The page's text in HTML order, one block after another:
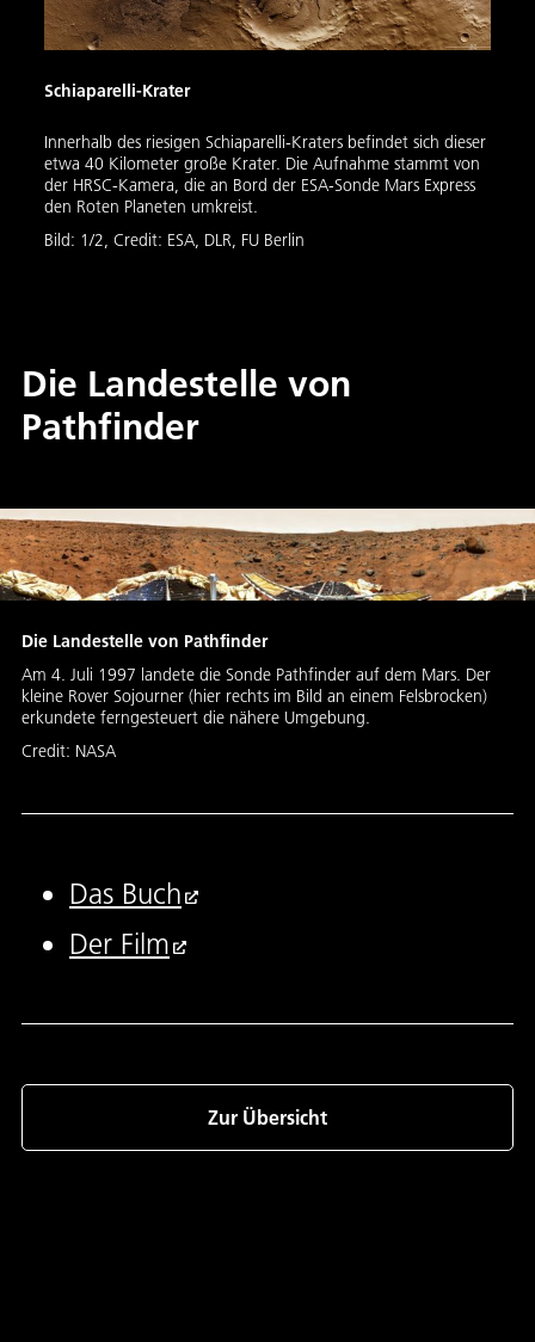
Schiaparelli-Krater
Innerhalb des riesigen Schiaparelli-Kraters befindet sich dieser
etwa 40 Kilometer große Krater. Die Aufnahme stammt von
der HRSC-Kamera, die an Bord der ESA-Sonde Mars Express
den Roten Planeten umkreist.
Bild: 1/2, Credit: ESA, DLR, FU Berlin
Die Landestelle von
Pathfinder
Die Landestelle von Pathfinder
Am 4. Juli 1997 landete die Sonde Pathfinder auf dem Mars. Der
kleine Rover Sojourner (hier rechts im Bild an einem Felsbrocken)
erkundete ferngesteuert die nähere Umgebung.
Credit: NASA
Das Buch
Der Film
Zur Übersicht